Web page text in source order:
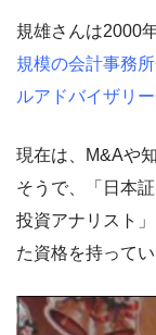
規雄さんは2000
規模の会計事務
ルアドバイザリ
現在は、M&Aや
そうで、「日本
投資アナリスト
た資格を持ってい